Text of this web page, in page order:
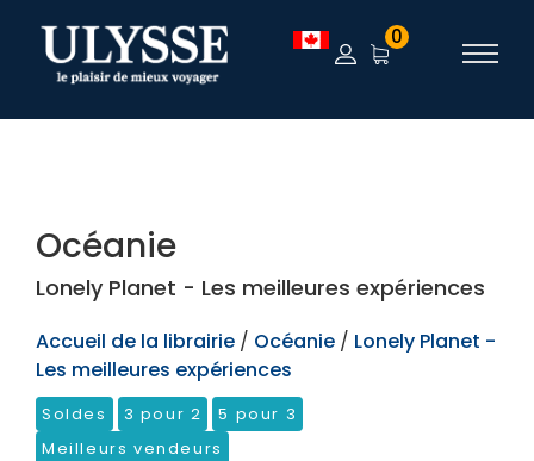
TEST 0
Océanie
Lonely Planet - Les meilleures expériences
Accueil de la librairie / Océanie / Lonely Planet -
Les meilleures expériences
Soldes 3 pour 2
5 pour 3
Meilleurs vendeurs